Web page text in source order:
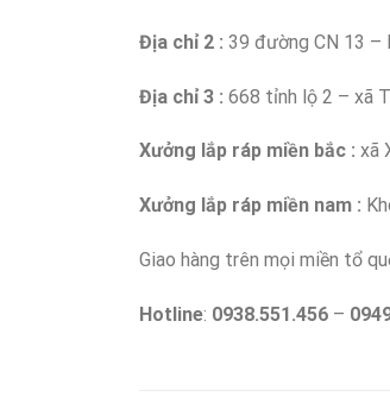
Địa chỉ 2 : 39 đường CN 13 –
Địa chỉ 3 : 668 tỉnh lộ 2 – xã
Xưởng lắp ráp miền bắc : xã
Xưởng lắp ráp miền nam :
Giao hàng trên mọi miền tổ
Hotline: 0938.551.456 –